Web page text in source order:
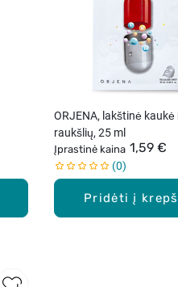
Pridėti į
ORJENA, lakštinė kaukė
raukšlių, 25 ml
Įprastinė kaina 1,59 €
0